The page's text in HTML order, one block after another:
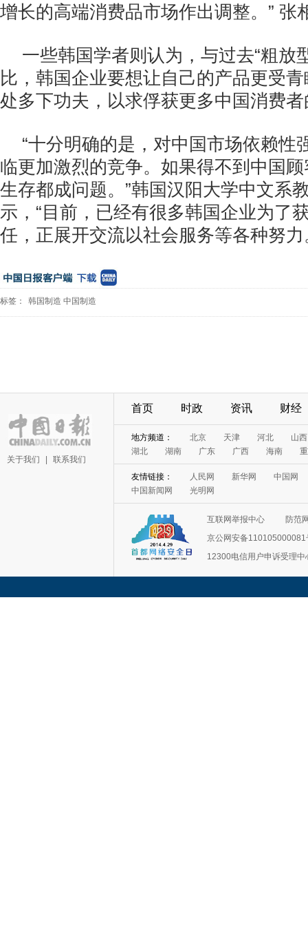
增长的高端消费品市场作出调整。” 张
一些韩国学者则认为，与过去“粗放
比，韩国企业要想让自己的产品更受
处多下功夫，以求俘获更多中国消费
“十分明确的是，对中国市场依赖性
临更加激烈的竞争。如果得不到中国
生存都成问题。”韩国汉阳大学中文系
示，“目前，已经有很多韩国企业为了
任，正展开交流以社会服务等各种努力
标签： 韩国制造 中国制造
关于我们 联系我们
首页 时政 资讯 财经
地方频道： 北京 天津 河北
山西
湖北
湖南 广东 广西 海南
友情链接： 人民网 新华网
中国网
中国新闻网
光明网
互联网举报中心
防范
京公网安备110105000081
12300电信用户申诉受理中